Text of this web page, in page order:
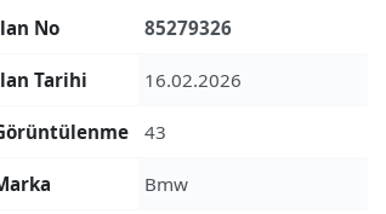
No 85279326
Tarihi 16.02.2026
43
Bmw